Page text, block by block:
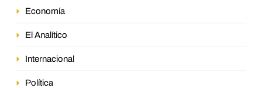
Economía
El Analítico
Internacional
Política